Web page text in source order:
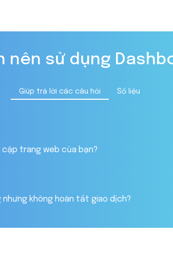
nên sử dụng
Giúp trả lời các câu hỏi Số liệu
trang web của bạn?
nhưng không hoàn tất giao dịch?